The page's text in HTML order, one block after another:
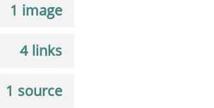
1 image
4 links
1 source